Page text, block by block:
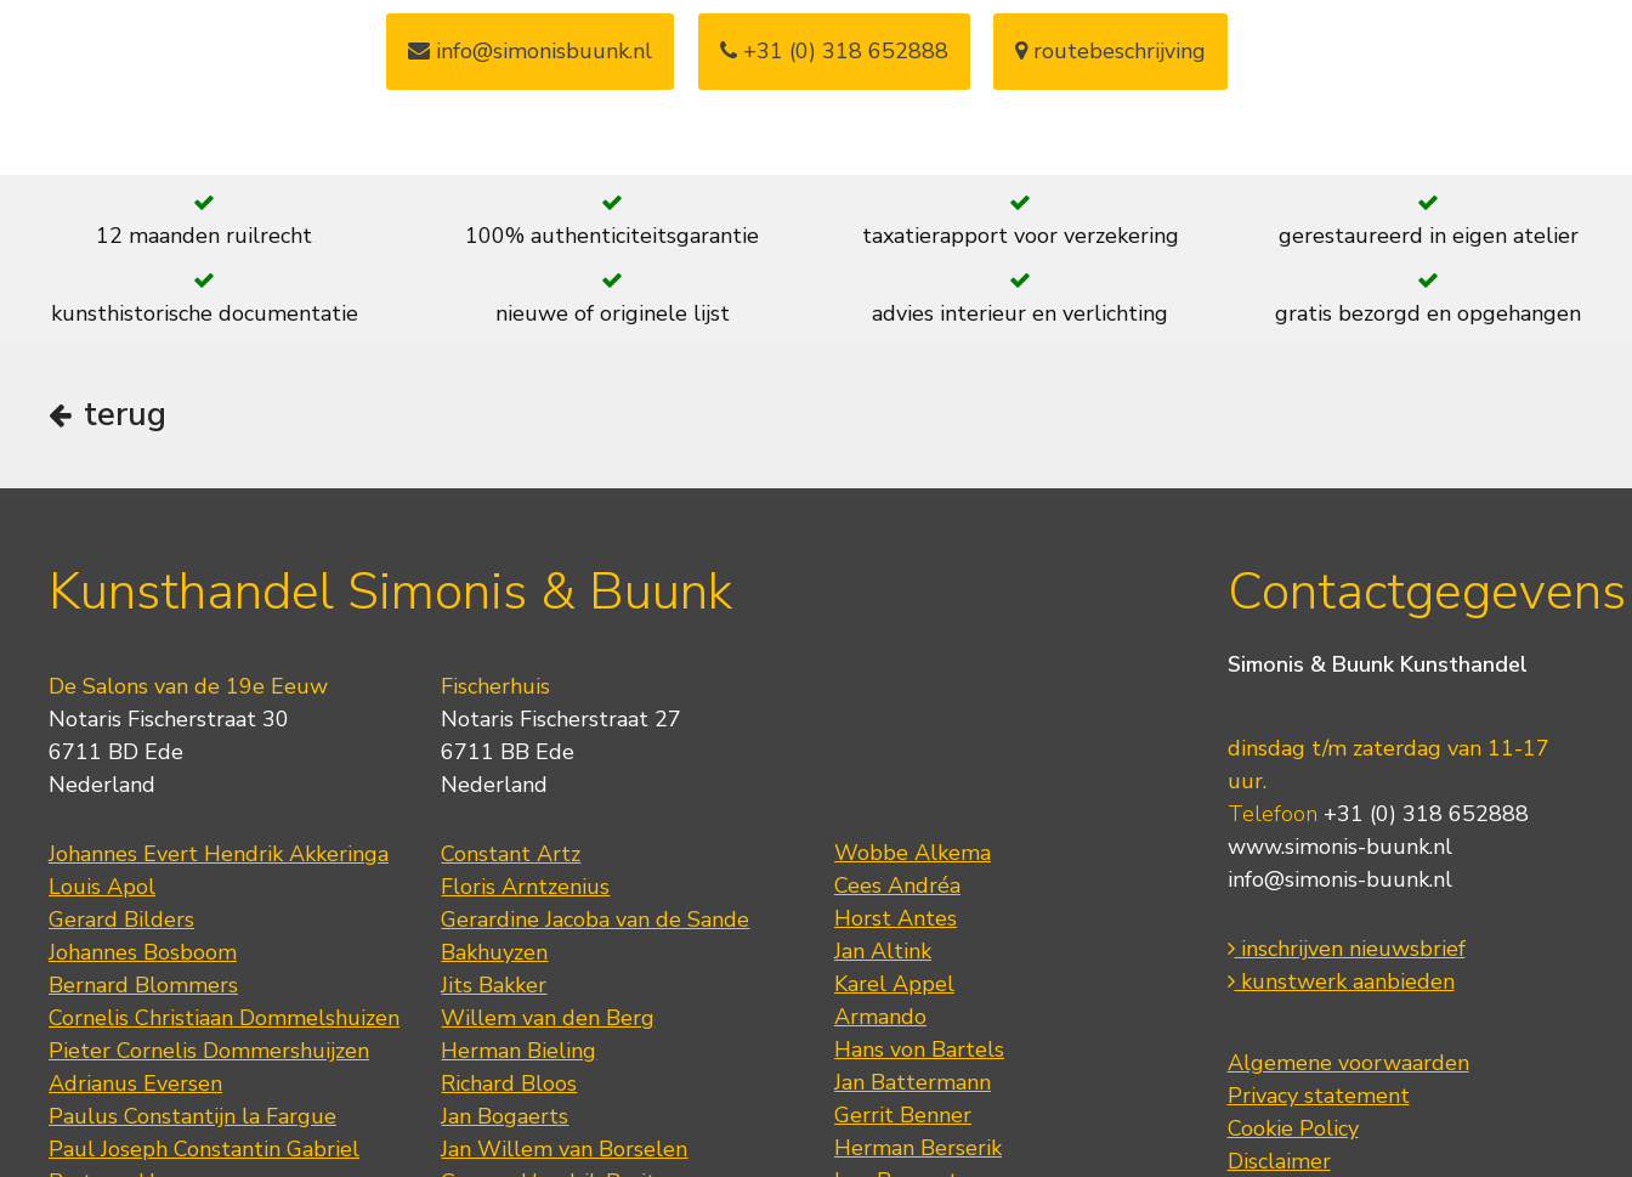
info@simonisbuunk.nl +31 (0) 318 652888 routebeschrijving
12 maanden ruilrecht 100% authenticiteitsgarantie taxatierapport voor verzekering gerestaureerd in eigen atelier
kunsthistorische documentatie nieuwe of originele lijst advies interieur en verlichting gratis bezorgd en opgehangen
terug
Kunsthandel Simonis & Buunk
De Salons van de 19e Eeuw
Notaris Fischerstraat 30
6711 BD Ede
Nederland
Johannes Evert Hendrik Akkeringa
Louis Apol
Gerard Bilders
Johannes Bosboom
Bernard Blommers
Cornelis Christiaan Dommelshuizen
Pieter Cornelis Dommershuijzen
Adrianus Eversen
Paulus Constantijn la Fargue
Paul Joseph Constantin Gabriel
Fischerhuis
Notaris Fischerstraat 27
6711 BB Ede
Nederland
Constant Artz
Floris Arntzenius
Gerardine Jacoba van de Sande
Bakhuyzen
Jits Bakker
Willem van den Berg
Herman Bieling
Richard Bloos
Jan Bogaerts
Jan Willem van Borselen
Wobbe Alkema
Cees Andréa
Horst Antes
Jan Altink
Karel Appel
Armando
Hans von Bartels
Jan Battermann
Gerrit Benner
Herman Berserik
Contactgegevens
Simonis & Buunk Kunsthandel
dinsdag t/m zaterdag van 11-17
uur.
Telefoon +31 (0) 318 652888
www.simonis-buunk.nl
info@simonis-buunk.nl
inschrijven nieuwsbrief
kunstwerk aanbieden
Algemene voorwaarden
Privacy statement
Cookie Policy
Disclaimer